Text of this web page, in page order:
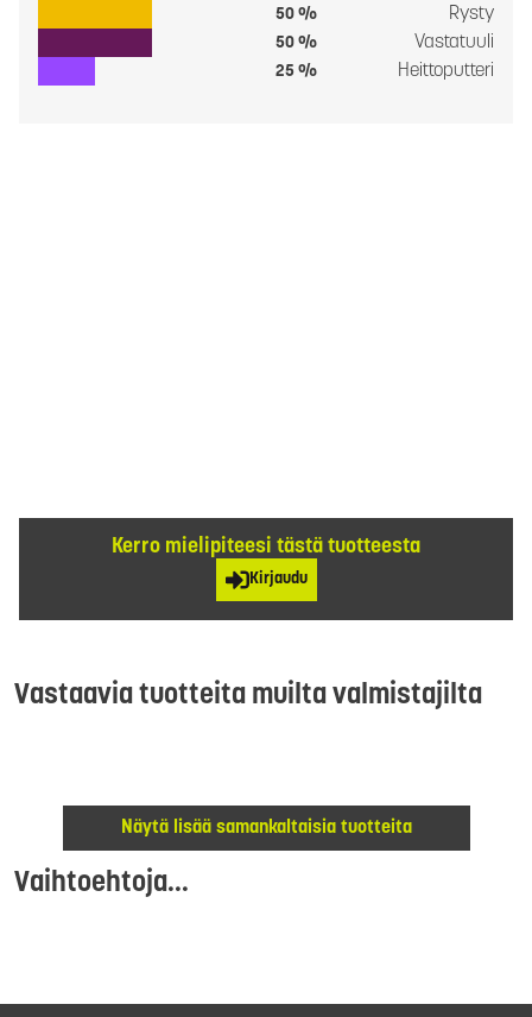
50 % Rysty
50 % Vastatuuli
25 % Heittoputteri
Kerro mielipiteesi tästä tuotteesta
Kirjaudu
Vastaavia tuotteita muilta valmistajilta
Näytä lisää samankaltaisia tuotteita
Vaihtoehtoja...